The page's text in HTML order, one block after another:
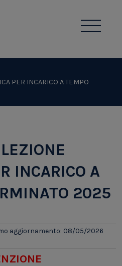
PER INCARICO A TEMPO
INCARICO A
2025
aggiornamento: 08/05/2026